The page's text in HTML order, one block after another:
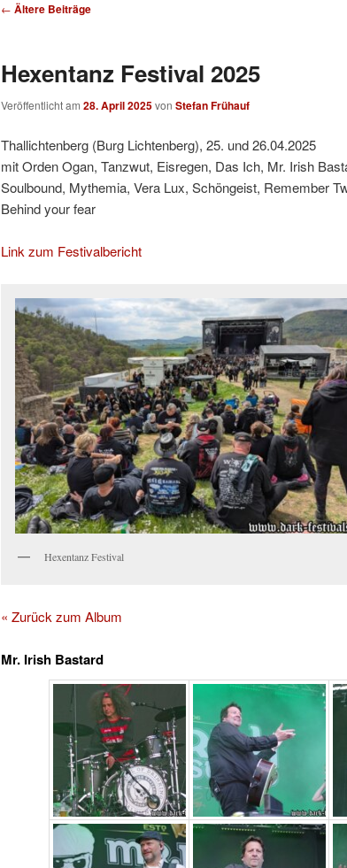
Beitragsnavigation
← Ältere Beiträge
Hexentanz Festival 2025
Veröffentlicht am 28. April 2025von Stefan Frühauf
Thallichtenberg (Burg Lichtenberg), 25. und 26.04.2025
mit Orden Ogan, Tanzwut, Eisregen, Das Ich, Mr. Irish
Soulbound, Mythemia, Vera Lux, Schöngeist, Remember
Behind your fear
Link zum Festivalbericht
Hexentanz Festival
« Zurück zum Album
Mr. Irish Bastard